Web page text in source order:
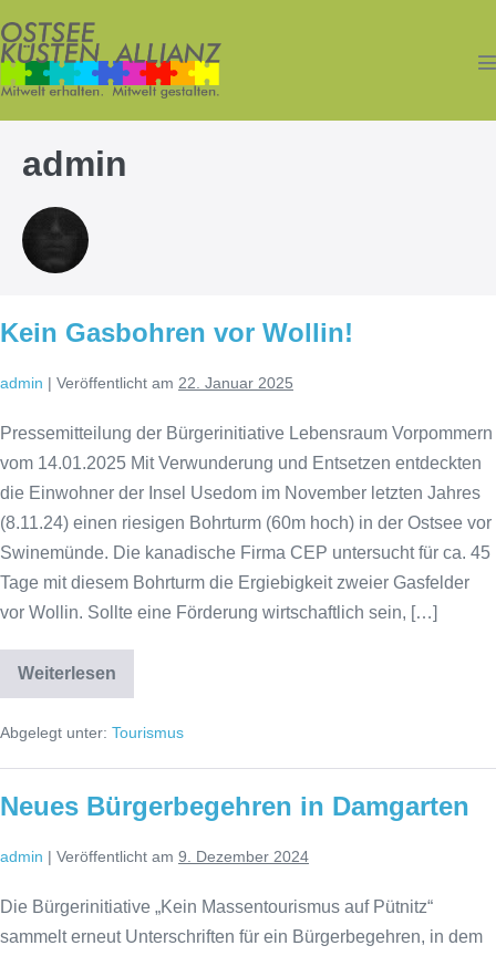
Inhalt
springen
admin
Kein Gasbohren vor Wollin!
admin | Veröffentlicht am 22. Januar 2025
Pressemitteilung der Bürgerinitiative Lebensraum Vorpommern
vom 14.01.2025 Mit Verwunderung und Entsetzen entdeckten
die Einwohner der Insel Usedom im November letzten Jahres
(8.11.24) einen riesigen Bohrturm (60m hoch) in der Ostsee vor
Swinemünde. Die kanadische Firma CEP untersucht für ca. 45
Tage mit diesem Bohrturm die Ergiebigkeit zweier Gasfelder
vor Wollin. Sollte eine Förderung wirtschaftlich sein, […]
Weiterlesen
Kein
Gasbohren
Wollin!
Abgelegt unter: Tourismus
Neues Bürgerbegehren in Damgarten
admin | Veröffentlicht am 9. Dezember 2024
Die Bürgerinitiative „Kein Massentourismus auf Pütnitz“
sammelt erneut Unterschriften für ein Bürgerbegehren, in dem